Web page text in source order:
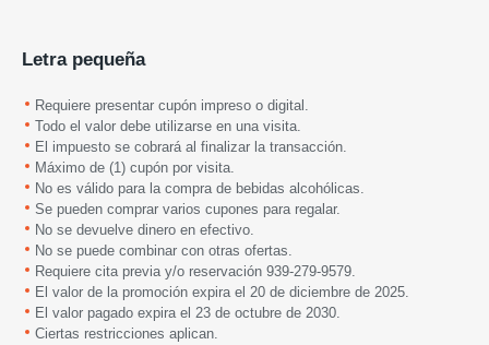
Letra pequeña
Requiere presentar cupón impreso o digital.
Todo el valor debe utilizarse en una visita.
El impuesto se cobrará al finalizar la transacción.
Máximo de (1) cupón por visita.
No es válido para la compra de bebidas alcohólicas.
Se pueden comprar varios cupones para regalar.
No se devuelve dinero en efectivo.
No se puede combinar con otras ofertas.
Requiere cita previa y/o reservación 939-279-9579
El valor de la promoción expira el 20 de diciembre de 2025.
El valor pagado expira el 23 de octubre de 2030.
Ciertas restricciones aplican.